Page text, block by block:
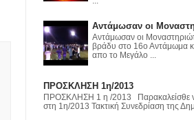
Αντάμωσαν οι
Αντάμωσαν οι
βράδυ στο 16ο Αντάμωμα
απο το Μεγάλο ...
ΠΡΟΣΚΛΗΣΗ 1η/2013
ΠΡΟΣΚΛΗΣΗ 1 η /2013 Παρακαλείσθε
στη 1η/2013 Τακτική Συνεδρίαση της